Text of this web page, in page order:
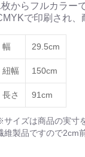
枚からフルカラー
で印刷され、
幅 29.5cm
紐幅 150cm
長さ 91cm
サイズは商品の実寸
維製品ですので2cm